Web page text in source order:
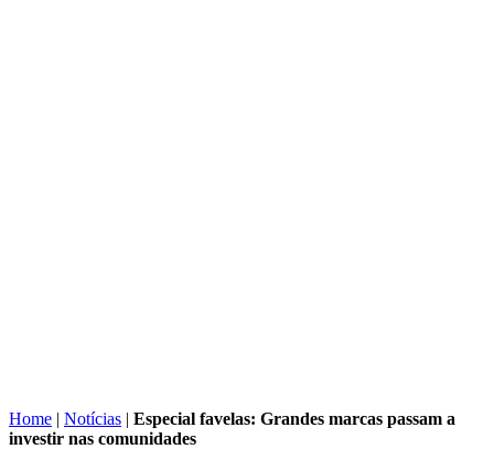
Home | Notícias | Especial favelas: Grandes marcas passam a
investir nas comunidades